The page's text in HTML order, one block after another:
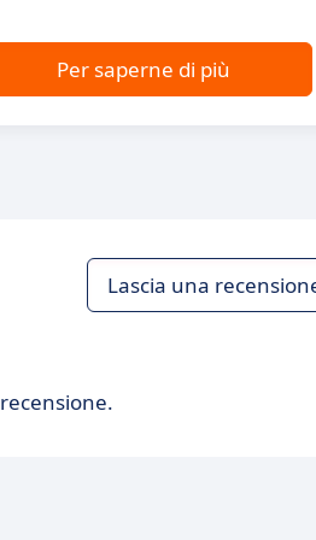
Per saperne di più
Lascia una